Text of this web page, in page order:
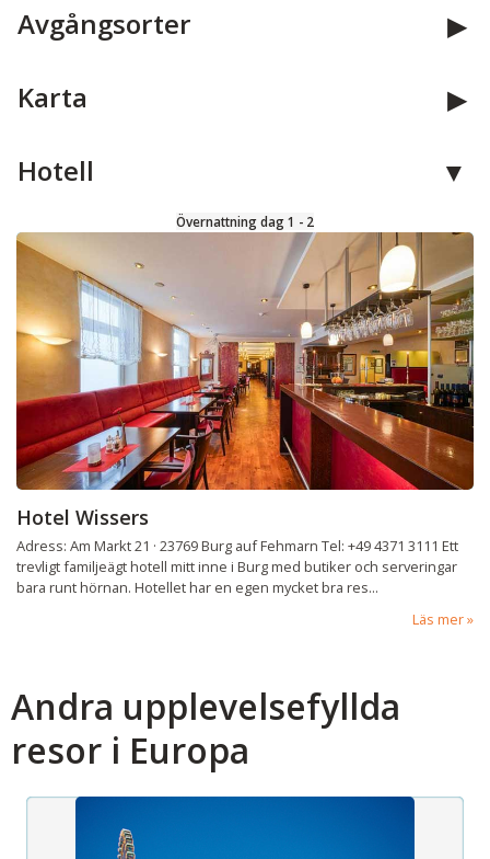
Avgångsorter
Karta
Hotell
Övernattning dag 1 - 2
Hotel Wissers
Adress: Am Markt 21 · 23769 Burg auf Fehmarn Tel: +49 4371 3111 Ett
trevligt familjeägt hotell mitt inne i Burg med butiker och serveringar
bara runt hörnan. Hotellet har en egen mycket bra res...
Läs mer
Andra upplevelsefyllda
resor i Europa